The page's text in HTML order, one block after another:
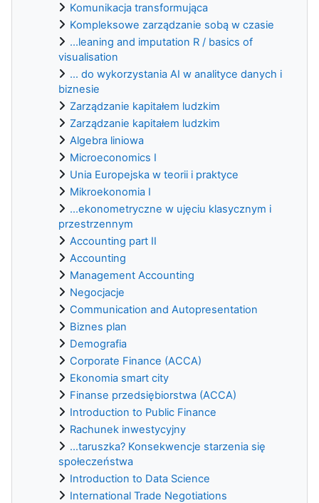
Komunikacja transformująca
Kompleksowe zarządzanie sobą w czasie
...leaning and imputation R / basics of
visualisation
... do wykorzystania AI w analityce danych i
biznesie
Zarządzanie kapitałem ludzkim
Zarządzanie kapitałem ludzkim
Algebra liniowa
Microeconomics I
Unia Europejska w teorii i praktyce
Mikroekonomia I
...ekonometryczne w ujęciu klasycznym i
przestrzennym
Accounting part II
Accounting
Management Accounting
Negocjacje
Communication and Autopresentation
Biznes plan
Demografia
Corporate Finance (ACCA)
Ekonomia smart city
Finanse przedsiębiorstwa (ACCA)
Introduction to Public Finance
Rachunek inwestycyjny
...taruszka? Konsekwencje starzenia się
społeczeństwa
Introduction to Data Science
International Trade Negotiations